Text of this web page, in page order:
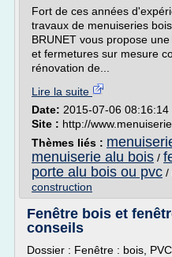
Fort de ces années
travaux de menuiseries
BRUNET vous propose
et fermetures sur mesure
rénovation de...
Lire la suite
Date: 2015-07-06 08:16:14
Site : http://
Thèmes liés :
menuiserie alu bois /
porte alu bois ou pvc /
construction
Fenêtre bois et
conseils
Dossier : Fenêtre : bois,